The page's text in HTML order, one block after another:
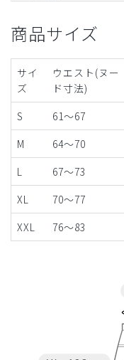
商品サイズ
サイ
ズ
ウエスト(ヌー
ド寸法)
S 61～67
M
64～70
L
67～73
XL
70～77
XXL
76～83